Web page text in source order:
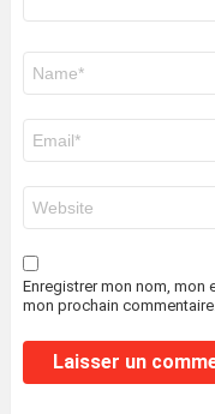
mail
*
web
Enregistrer mon nom, mon
mon prochain commentaire.